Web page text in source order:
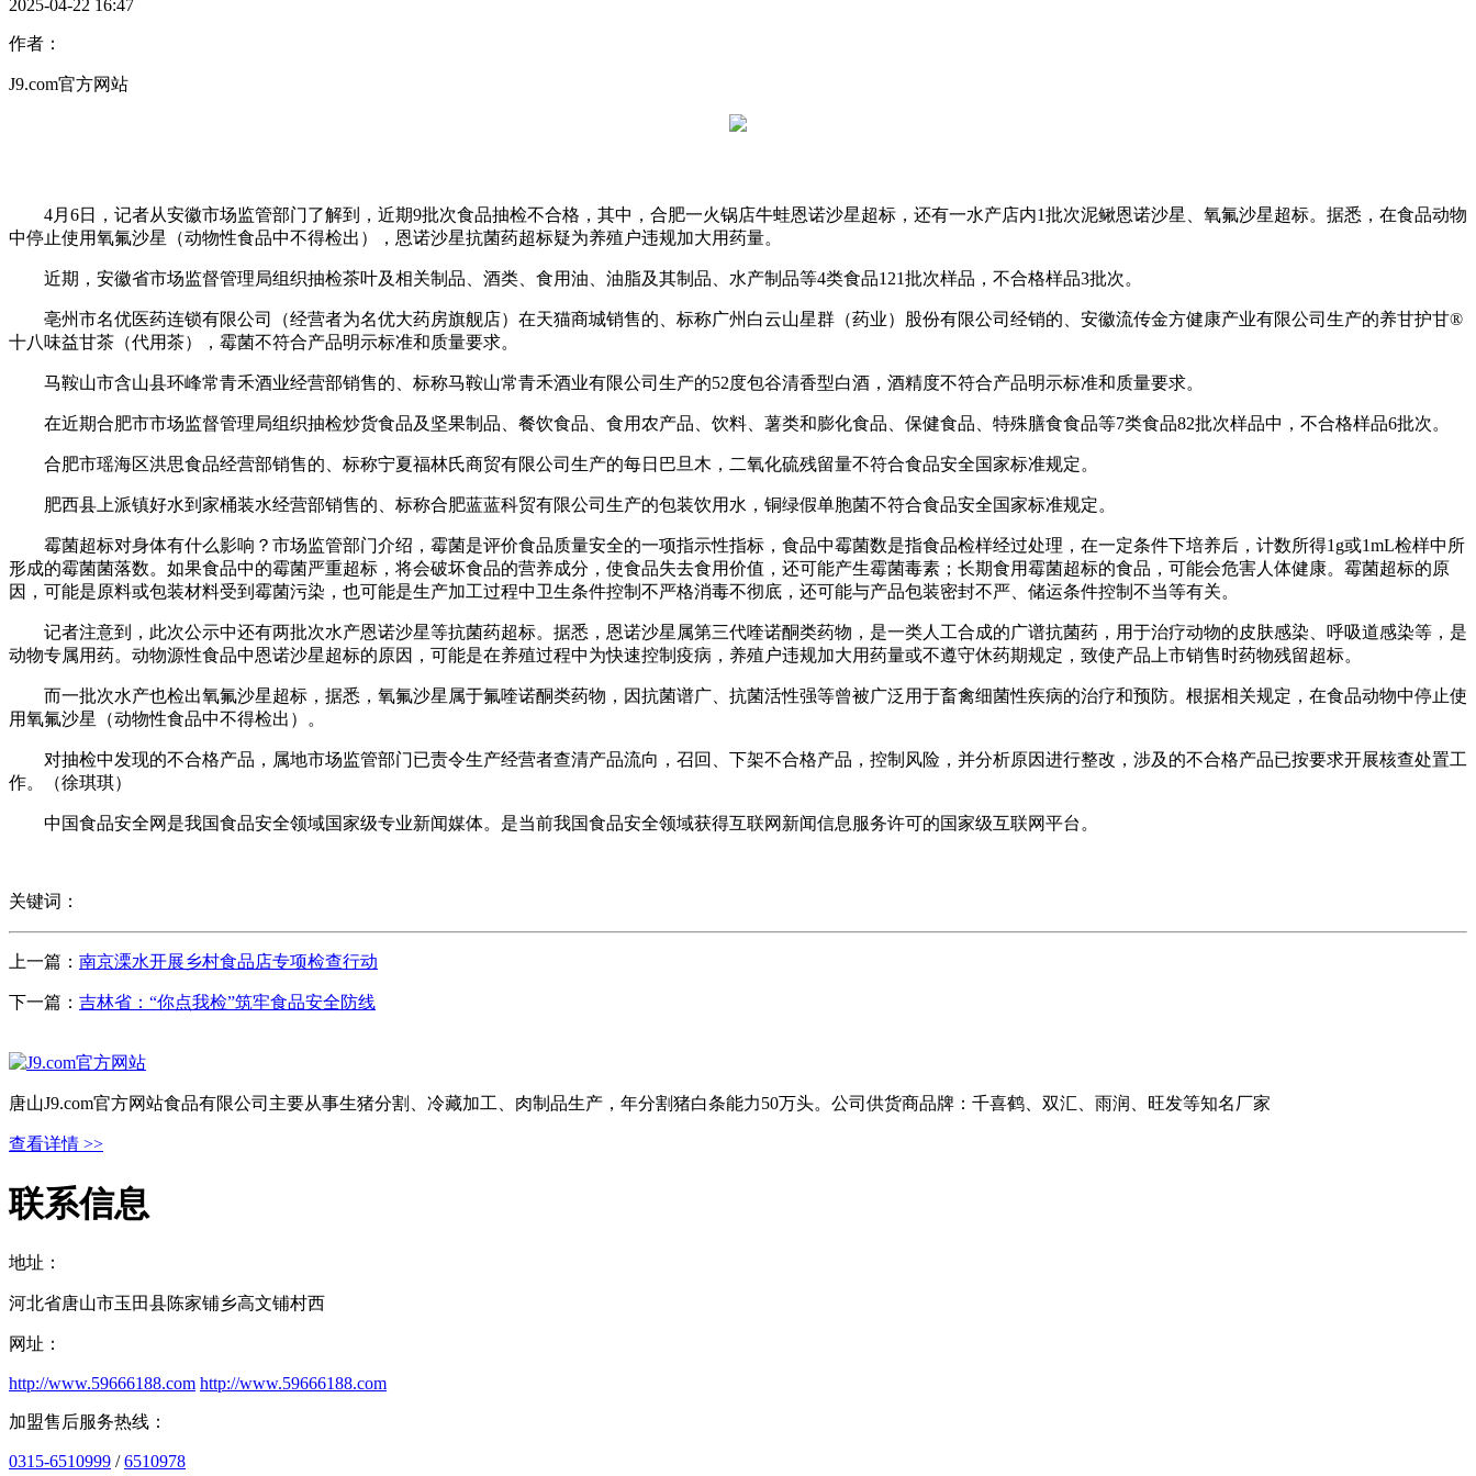
2025-04-22 16:47
作者：
J9.com官方网站
4月6日，记者从安徽市场监管部门了解到，近期9批次食品抽检不合格，其中，合肥一火锅店牛蛙恩诺沙星超标，还有一水产店内1批次泥鳅恩诺沙星、氧氟沙星超标。据悉，在食品动物
中停止使用氧氟沙星（动物性食品中不得检出），恩诺沙星抗菌药超标疑为养殖户违规加大用药量。
近期，安徽省市场监督管理局组织抽检茶叶及相关制品、酒类、食用油、油脂及其制品、水产制品等4类食品121批次样品，不合格样品3批次。
亳州市名优医药连锁有限公司（经营者为名优大药房旗舰店）在天猫商城销售的、标称广州白云山星群（药业）股份有限公司经销的、安徽流传金方健康产业有限公司生产的养甘护甘®
十八味益甘茶（代用茶），霉菌不符合产品明示标准和质量要求。
马鞍山市含山县环峰常青禾酒业经营部销售的、标称马鞍山常青禾酒业有限公司生产的52度包谷清香型白酒，酒精度不符合产品明示标准和质量要求。
在近期合肥市市场监督管理局组织抽检炒货食品及坚果制品、餐饮食品、食用农产品、饮料、薯类和膨化食品、保健食品、特殊膳食食品等7类食品82批次样品中，不合格样品6批次。
合肥市瑶海区洪思食品经营部销售的、标称宁夏福林氏商贸有限公司生产的每日巴旦木，二氧化硫残留量不符合食品安全国家标准规定。
肥西县上派镇好水到家桶装水经营部销售的、标称合肥蓝蓝科贸有限公司生产的包装饮用水，铜绿假单胞菌不符合食品安全国家标准规定。
霉菌超标对身体有什么影响？市场监管部门介绍，霉菌是评价食品质量安全的一项指示性指标，食品中霉菌数是指食品检样经过处理，在一定条件下培养后，计数所得1g或1mL检样中所
形成的霉菌菌落数。如果食品中的霉菌严重超标，将会破坏食品的营养成分，使食品失去食用价值，还可能产生霉菌毒素；长期食用霉菌超标的食品，可能会危害人体健康。霉菌超标的原
因，可能是原料或包装材料受到霉菌污染，也可能是生产加工过程中卫生条件控制不严格消毒不彻底，还可能与产品包装密封不严、储运条件控制不当等有关。
记者注意到，此次公示中还有两批次水产恩诺沙星等抗菌药超标。据悉，恩诺沙星属第三代喹诺酮类药物，是一类人工合成的广谱抗菌药，用于治疗动物的皮肤感染、呼吸道感染等，是
动物专属用药。动物源性食品中恩诺沙星超标的原因，可能是在养殖过程中为快速控制疫病，养殖户违规加大用药量或不遵守休药期规定，致使产品上市销售时药物残留超标。
而一批次水产也检出氧氟沙星超标，据悉，氧氟沙星属于氟喹诺酮类药物，因抗菌谱广、抗菌活性强等曾被广泛用于畜禽细菌性疾病的治疗和预防。根据相关规定，在食品动物中停止使
用氧氟沙星（动物性食品中不得检出）。
对抽检中发现的不合格产品，属地市场监管部门已责令生产经营者查清产品流向，召回、下架不合格产品，控制风险，并分析原因进行整改，涉及的不合格产品已按要求开展核查处置工
作。（徐琪琪）
中国食品安全网是我国食品安全领域国家级专业新闻媒体。是当前我国食品安全领域获得互联网新闻信息服务许可的国家级互联网平台。
关键词：
上一篇： 南京溧水开展乡村食品店专项检查行动
下一篇： 吉林省：“你点我检”筑牢食品安全防线
唐山J9.com官方网站食品有限公司主要从事生猪分割、冷藏加工、肉制品生产，年分割猪白条能力50万头。公司供货商品牌：千喜鹤、双汇、雨润、旺发等知名厂家
查看详情 >>
联系信息
地址：
河北省唐山市玉田县陈家铺乡高文铺村西
网址：
http://www.59666188.com http://www.59666188.com
加盟售后服务热线：
0315-6510999 /6510978